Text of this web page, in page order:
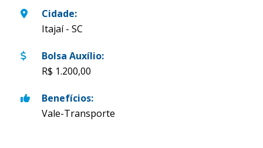
Cidade:
Itajaí - SC
Bolsa Auxílio:
R$ 1.200,00
Benefícios:
Vale-Transporte